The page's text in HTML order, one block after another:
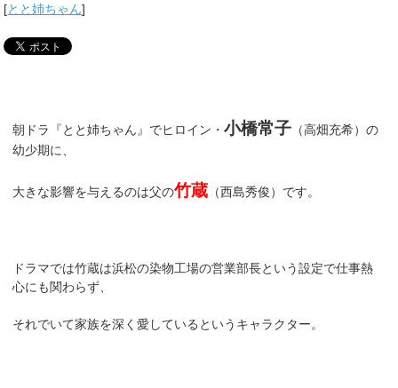
[とと姉ちゃん]
朝ドラ『とと姉ちゃん』でヒロイン・小橋常子 （高畑充希）の
幼少期に、
大きな影響を与えるのは父の竹蔵 （西島秀俊）です。
ドラマでは竹蔵は浜松の染物工場の営業部長という設定で仕事熱
心にも関わらず、
それでいて家族を深く愛しているというキャラクター。